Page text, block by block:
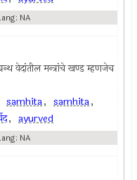
NA
वेदांतील मन्त्रांचे खण्ड म्हणजेच
samhita, samhita,
, ayurved
NA